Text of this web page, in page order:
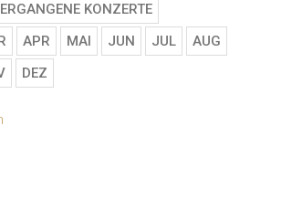
KONZERTE
APR MAI JUN JUL
AUG
DEZ